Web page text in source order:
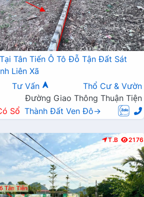
Tân Tiến Ô Tô Đỗ Tận Đất Sát
Liên Xã
Tư Vấn
Thổ Cư & Vườn
Đường Giao Thông Thuận Tiện
Sổ Thành Đất Ven Đô→
T.B 2176